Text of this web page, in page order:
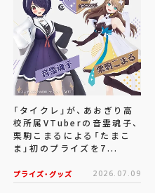
「タイクレ」が、あおぎり高
校所属VTuberの音霊魂子、
栗駒こまるによる「たまこ
ま」初のプライズを7...
プライズ・グッズ 2026.07.09